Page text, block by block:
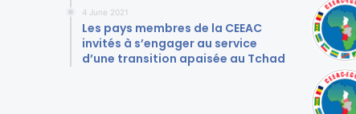
4 June 2021
Les pays membres de la CEEAC
invités à s’engager au service
d’une transition apaisée au Tchad